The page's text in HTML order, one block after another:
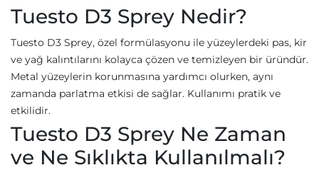
Tuesto D3 Sprey Nedir?
Tuesto D3 Sprey, özel formülasyonu ile yüzeylerdeki pas, kir
ve yağ kalıntılarını kolayca çözen ve temizleyen bir üründür.
Metal yüzeylerin korunmasına yardımcı olurken, aynı
zamanda parlatma etkisi de sağlar. Kullanımı pratik ve
etkilidir.
Tuesto D3 Sprey Ne Zaman
ve Ne Sıklıkta Kullanılmalı?